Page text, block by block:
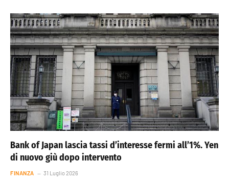
Bank of Japan lascia tassi d’interesse fermi all’1%. Yen
di nuovo giù dopo intervento
FINANZA 31 Luglio 2026